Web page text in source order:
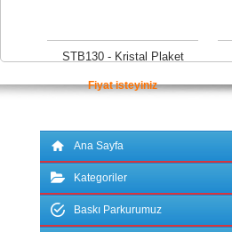
STB130 - Kristal Plaket
Fiyat isteyiniz
Ana Sayfa
Kategoriler
Baskı Parkurumuz